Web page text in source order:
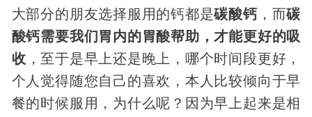
大部分的朋友选择服用的钙都是碳酸钙 ，而碳
酸钙需要我们胃内的胃酸帮助，才能更好的吸
收 ，至于是早上还是晚上，哪个时间段更好，
个人觉得随您自己的喜欢，本人比较倾向于早
餐的时候服用，为什么呢？因为早上起来是相